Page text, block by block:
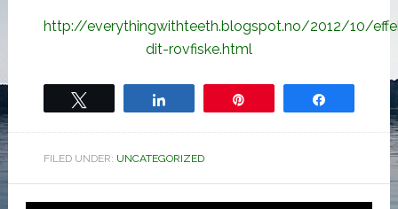
http://everythingwithteeth.blogspot.no/2012/10/
dit-rovfiske.html
FILED UNDER: UNCATEGORIZED
Hoved